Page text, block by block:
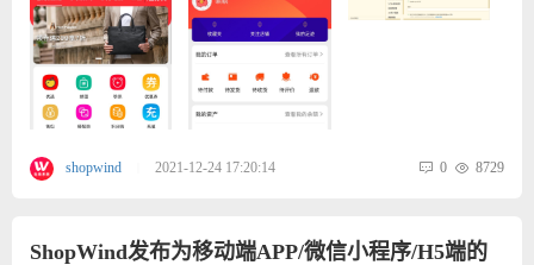
shopwind 2021-12-24 17:20:14 0 8729
ShopWind发布为移动端APP/微信小程序/H5端的